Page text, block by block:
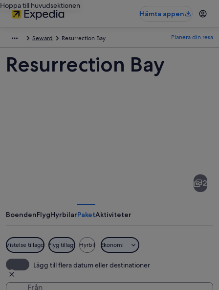
Hoppa till huvudsektionen
Hämta appen
Seward Resurrection Bay Planera din resa
Resurrection Bay
2
BoendenFlygHyrbilarPaketAktiviteter
Vistelse tillagd Flyg tillagt Hyrbil Ekonomi
Lägg till flera datum eller destinationer
Från